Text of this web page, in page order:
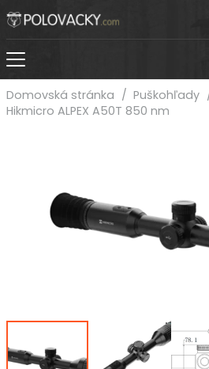
Domovská stránka / Puškohľady
Hikmicro ALPEX A50T 850 nm